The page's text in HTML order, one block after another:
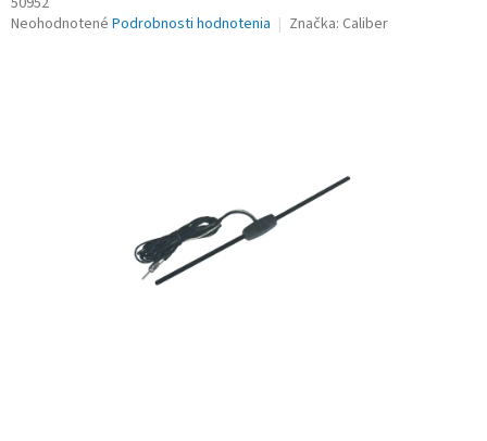
Priemerné
Neohodnotené Podrobnosti hodnotenia Značka: Caliber